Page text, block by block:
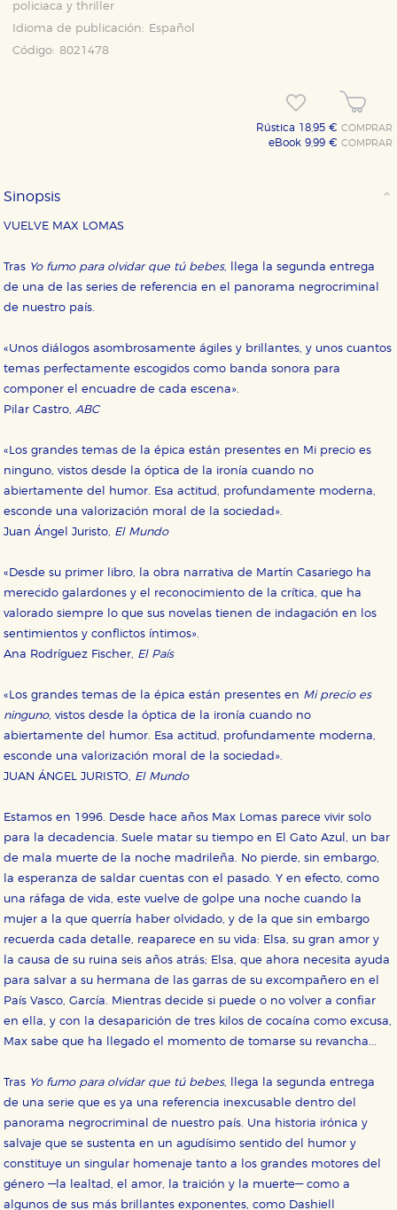
policiaca y thriller
Idioma de publicación:
Español
Código: 8021478
Rústica 18,95 €COMPRAR
eBook 9,99 €COMPRAR
Sinopsis
VUELVE MAX LOMAS
Tras Yo fumo para olvidar que tú bebes, llega la segunda entrega
de una de las series de referencia en el panorama negrocriminal
de nuestro país.
«Unos diálogos asombrosamente ágiles y brillantes, y unos cuantos
temas perfectamente escogidos como banda sonora para
componer el encuadre de cada escena».
Pilar Castro,ABC
«Los grandes temas de la épica están presentes en Mi precio es
ninguno, vistos desde la óptica de la ironía cuando no
abiertamente del humor. Esa actitud, profundamente moderna,
esconde una valorización moral de la sociedad».
Juan Ángel Juristo, El Mundo
«Desde su primer libro, la obra narrativa de Martín Casariego ha
merecido galardones y el reconocimiento de la crítica, que ha
valorado siempre lo que sus novelas tienen de indagación en los
sentimientos y conflictos íntimos».
Ana Rodríguez Fischer, El País
«Los grandes temas de la épica están presentes en Mi precio es
ninguno, vistos desde la óptica de la ironía cuando no
abiertamente del humor. Esa actitud, profundamente moderna,
esconde una valorización moral de la sociedad».
JUAN ÁNGEL JURISTO, El Mundo
Estamos en 1996. Desde hace años Max Lomas parece vivir solo
para la decadencia. Suele matar su tiempo en El Gato Azul, un bar
de mala muerte de la noche madrileña. No pierde, sin embargo,
la esperanza de saldar cuentas con el pasado. Y en efecto, como
una ráfaga de vida, este vuelve de golpe una noche cuando la
mujer a la que querría haber olvidado, y de la que sin embargo
recuerda cada detalle, reaparece en su vida: Elsa, su gran amor y
la causa de su ruina seis años atrás; Elsa, que ahora necesita ayuda
para salvar a su hermana de las garras de su excompañero en el
País Vasco, García. Mientras decide si puede o no volver a confiar
en ella, y con la desaparición de tres kilos de cocaína como excusa,
Max sabe que ha llegado el momento de tomarse su revancha...
Tras Yo fumo para olvidar que tú bebes, llega la segunda entrega
de una serie que es ya una referencia inexcusable dentro del
panorama negrocriminal de nuestro país. Una historia irónica y
salvaje que se sustenta en un agudísimo sentido del humor y
constituye un singular homenaje tanto a los grandes motores del
género —la lealtad, el amor, la traición y la muerte— como a
algunos de sus más brillantes exponentes, como Dashiell
CONFIGURACIÓN DE COOKIES